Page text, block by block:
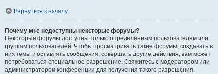
Вернуться к началу
Почему мне недоступны некоторые форумы?
Некоторые форумы доступны только определённым пользователям или
группам пользователей. Чтобы просматривать такие форумы, создавать в
них темы и оставлять сообщения, совершать другие действия, вам может
потребоваться специальное разрешение. Свяжитесь с модератором или
администратором конференции для получения такого разрешения.